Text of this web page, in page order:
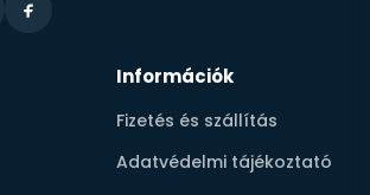
Információk
Fizetés és szállítás
Adatvédelmi tájékoztató